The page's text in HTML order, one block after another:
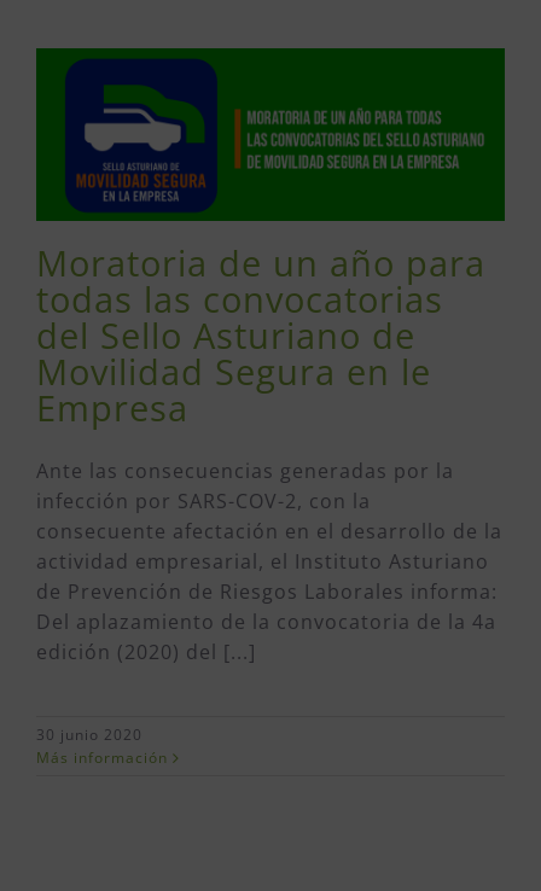
Moratoria de un año para
todas las convocatorias
del Sello Asturiano de
Movilidad Segura en le
Empresa
Ante las consecuencias generadas por la
infección por SARS-COV-2, con la
consecuente afectación en el desarrollo de la
actividad empresarial, el Instituto Asturiano
de Prevención de Riesgos Laborales informa:
Del aplazamiento de la convocatoria de la 4a
edición (2020) del [...]
30 junio 2020
Más información